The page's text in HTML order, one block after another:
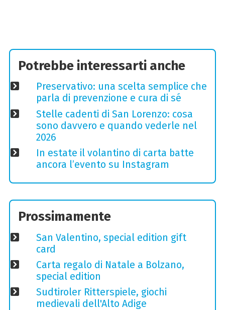
Potrebbe interessarti anche
Preservativo: una scelta semplice che
parla di prevenzione e cura di sé
Stelle cadenti di San Lorenzo: cosa
sono davvero e quando vederle nel
2026
In estate il volantino di carta batte
ancora l’evento su Instagram
Prossimamente
San Valentino, special edition gift
card
Carta regalo di Natale a Bolzano,
special edition
Sudtiroler Ritterspiele, giochi
medievali dell'Alto Adige